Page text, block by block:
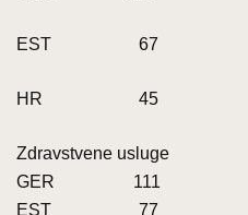
EST 67
HR 45
Zdravstvene usluge
GER 111
EST 77